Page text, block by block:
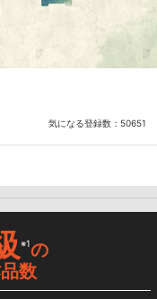
気になる登録数： 50651
※1の
数